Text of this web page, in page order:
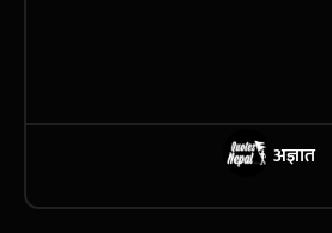
अज्ञात